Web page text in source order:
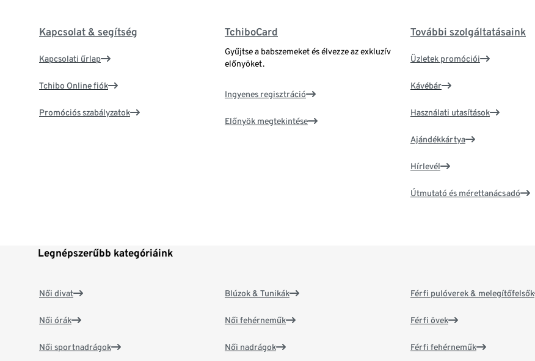
Kapcsolat & segítség
Kapcsolati űrlap
Tchibo Online fiók
Promóciós szabályzatok
TchiboCard
Gyűjtse a babszemeket és élvezze az exkluzív
előnyöket.
Ingyenes regisztráció
Előnyök megtekintése
További szolgáltatásaink
Üzletek promóciói
Kávébár
Használati utasítások
Ajándékkártya
Hírlevél
Útmutató és mérettanácsadó
Legnépszerűbb kategóriáink
Női divat
Női órák
Női sportnadrágok
Blúzok & Tunikák
Női fehérneműk
Női nadrágok
Férfi pulóverek & melegítőfelsők
Férfi övek
Férfi fehérneműk